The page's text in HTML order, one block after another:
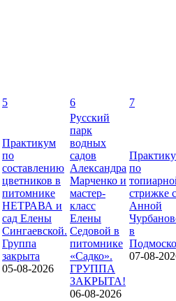
5 6 7
Практикум
по
составлению
цветников в
питомнике
НЕТРАВА и
сад Елены
Сингаевской.
Группа
закрыта
05-08-2026
Русский
парк
водных
садов
Александра
Марченко и
мастер-
класс
Елены
Седовой в
питомнике
«Садко».
ГРУППА
ЗАКРЫТА!
06-08-2026
по
стрижке с
Анной
в
07-08-